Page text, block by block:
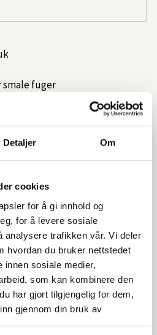
Detaljer Om
cookies
for å gi innhold og
for å levere sosiale
analysere trafikken vår. Vi deler
hvordan du bruker nettstedet
sosiale medier,
som kan kombinere den
har gjort tilgjengelig for dem,
gjennom din bruk av
fuger
og størrelser